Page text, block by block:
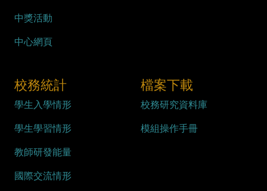
中獎活動
中心網頁
校務統計
學生入學情形
學生學習情形
教師研發能量
國際交流情形
檔案下載
校務研究資料庫
模組操作手冊